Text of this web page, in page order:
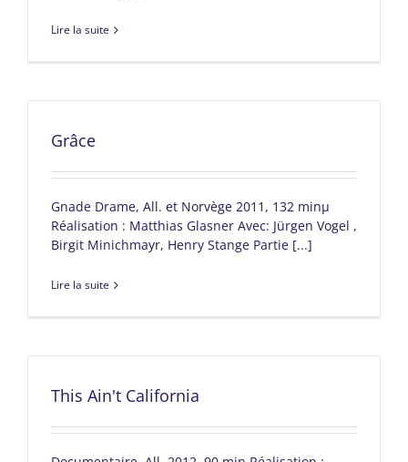
Lire la suite
Grâce
Gnade Drame, All. et Norvège 2011, 132 minµ
Réalisation : Matthias Glasner Avec: Jürgen Vogel ,
Birgit Minichmayr, Henry Stange Partie [...]
Lire la suite
This Ain't California